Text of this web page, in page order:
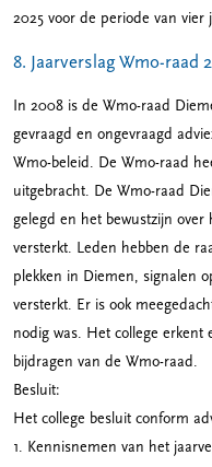
2025 voor de periode van vier
8. Jaarverslag Wmo-raad
In 2008 is de Wmo-raad
gevraagd en ongevraagd
Wmo-beleid. De Wmo-raad
uitgebracht. De Wmo-raad
gelegd en het bewustzijn
versterkt. Leden hebben de
plekken in Diemen, signalen
versterkt. Er is ook
nodig was. Het college
bijdragen van de Wmo-raad.
Besluit:
Het college besluit conform
1. Kennisnemen van het